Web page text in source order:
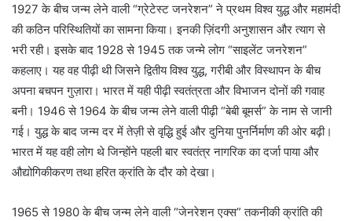
1927 के बीच जन्म लेने वाली “ग्रेटेस्ट जनरेशन” ने प्रथम विश्व युद्ध और महामंदी
की कठिन परिस्थितियों का सामना किया। इनकी ज़िंदगी अनुशासन और त्याग से
भरी रही। इसके बाद 1928 से 1945 तक जन्मे लोग “साइलेंट जनरेशन”
कहलाए। यह वह पीढ़ी थी जिसने द्वितीय विश्व युद्ध, गरीबी और विस्थापन के बीच
अपना बचपन गुज़ारा। भारत में यही पीढ़ी स्वतंत्रता और विभाजन दोनों की गवाह
बनी। 1946 से 1964 के बीच जन्म लेने वाली पीढ़ी “बेबी बूमर्स” के नाम से जानी
गई। युद्ध के बाद जन्म दर में तेज़ी से वृद्धि हुई और दुनिया पुनर्निर्माण की ओर बढ़ी।
भारत में यह वही लोग थे जिन्होंने पहली बार स्वतंत्र नागरिक का दर्जा पाया और
औद्योगिकीकरण तथा हरित क्रांति के दौर को देखा।
1965 से 1980 के बीच जन्म लेने वाली “जेनरेशन एक्स” तकनीकी क्रांति की